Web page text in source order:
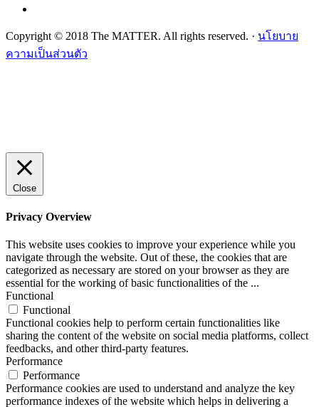
Copyright © 2018 The MATTER. All rights reserved. · นโยบาย
ความเป็นส่วนตัว
Close
Privacy Overview
This website uses cookies to improve your experience while you
navigate through the website. Out of these, the cookies that are
categorized as necessary are stored on your browser as they are
essential for the working of basic functionalities of the ...
Functional
Functional
Functional cookies help to perform certain functionalities like
sharing the content of the website on social media platforms, collect
feedbacks, and other third-party features.
Performance
Performance
Performance cookies are used to understand and analyze the key
performance indexes of the website which helps in delivering a